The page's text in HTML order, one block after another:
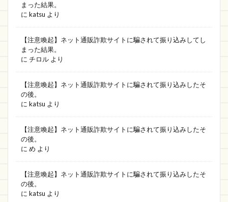
まった結果。
に katsu より
【注意喚起】ネット通販詐欺サイトに騙されて振り込みしてし
まった結果。
に チロル より
【注意喚起】ネット通販詐欺サイトに騙されて振り込みしたそ
の後。
に katsu より
【注意喚起】ネット通販詐欺サイトに騙されて振り込みしたそ
の後。
に め より
【注意喚起】ネット通販詐欺サイトに騙されて振り込みしたそ
の後。
に katsu より